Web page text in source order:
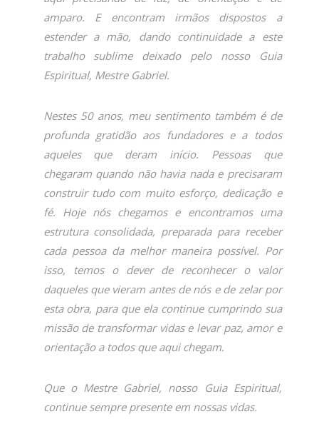
amparo. E encontram irmãos dispostos a
estender a mão, dando continuidade a este
trabalho sublime deixado pelo nosso Guia
Espiritual, Mestre Gabriel.
Nestes 50 anos, meu sentimento também é de
profunda gratidão aos fundadores e a todos
aqueles que deram início. Pessoas que
chegaram quando não havia nada e precisaram
construir tudo com muito esforço, dedicação e
fé. Hoje nós chegamos e encontramos uma
estrutura consolidada, preparada para receber
cada pessoa da melhor maneira possível. Por
isso, temos o dever de reconhecer o valor
daqueles que vieram antes de nós e de zelar por
esta obra, para que ela continue cumprindo sua
missão de transformar vidas e levar paz, amor e
orientação a todos que aqui chegam.
Que o Mestre Gabriel, nosso Guia Espiritual,
continue sempre presente em nossas vidas.